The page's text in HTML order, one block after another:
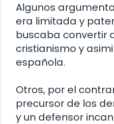
Algunos
era limitada y
buscaba convertir
cristianismo y
española.
Otros, por el
precursor de los
y un defensor